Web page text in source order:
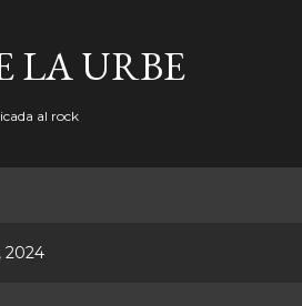
LA URBE
al rock
2024